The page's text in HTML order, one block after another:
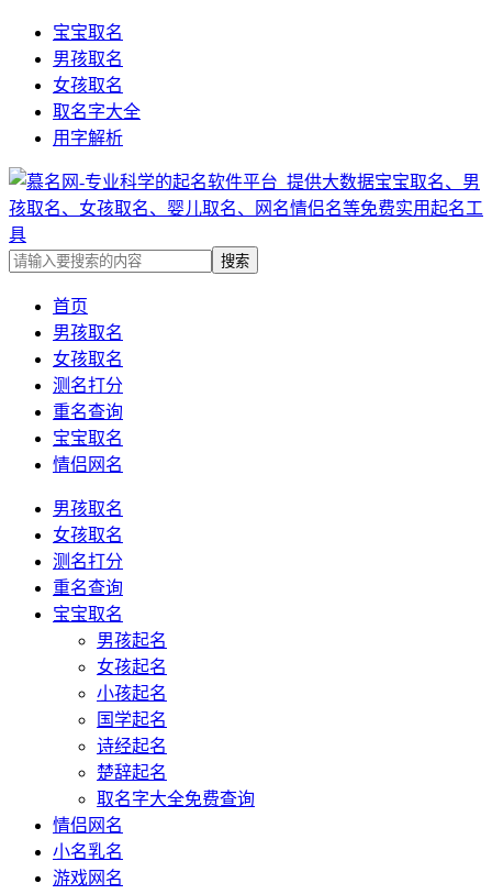
宝宝取名
男孩取名
女孩取名
取名字大全
用字解析
首页
男孩取名
女孩取名
测名打分
重名查询
宝宝取名
情侣网名
男孩取名
女孩取名
测名打分
重名查询
宝宝取名
男孩起名
女孩起名
小孩起名
国学起名
诗经起名
楚辞起名
取名字大全免费查询
情侣网名
小名乳名
游戏网名